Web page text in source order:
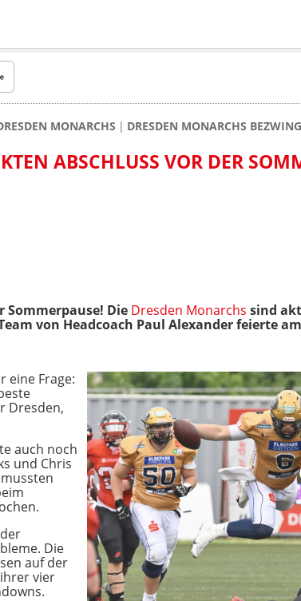
MONARCHS DRESDEN MONARCHS
ABSCHLUSS VOR DER
Sommerpause! Die Dresden Monarchs sind
von Headcoach Paul Alexander feierte
eine Frage:
Dresden,
auch noch
und Chris
Die
auf der
vier